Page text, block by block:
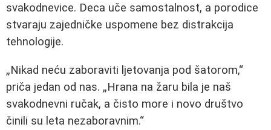
svakodnevice. Deca uče samostalnost, a porodice
stvaraju zajedničke uspomene bez distrakcija
tehnologije.
„Nikad neću zaboraviti ljetovanja pod šatorom,“
priča jedan od nas. „Hrana na žaru bila je naš
svakodnevni ručak, a čisto more i novo društvo
činili su leta nezaboravnim.“